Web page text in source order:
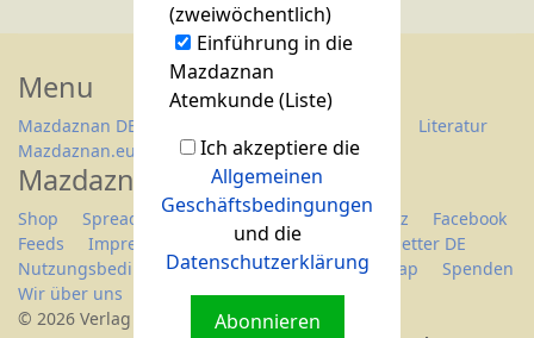
(zweiwöchentlich)
Einführung in die
Mazdaznan
Atemkunde (Liste)
Ich akzeptiere die
Allgemeinen
Geschäftsbedingungen
und die
Datenschutzerklärung
Abonnieren
Menu
Mazdaznan DE
Literatur
Mazdaznan.eu
Mazdaznan.eu
Shop Spreadshop Anmelden Datenschutz
Facebook
Feeds
Impressum Kontakt Links
Newsletter DE
Nutzungsbedingungen
Registrieren Sitemap
Spenden
Wir über uns
Youtube Kanal
© 2026 Verlag Mazdaznan GmbH